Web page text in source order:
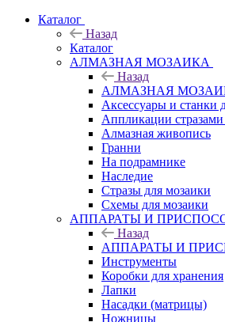
Каталог
Назад
Каталог
АЛМАЗНАЯ МОЗАИКА
Назад
АЛМАЗНАЯ
Аксессуары и станки
Аппликации
Алмазная живопись
Гранни
На подрамнике
Наследие
Стразы для мозаики
Схемы для мозаики
АППАРАТЫ И
Назад
АППАРАТЫ И
Инструменты
Коробки для хранения
Лапки
Насадки (матрицы)
Ножницы